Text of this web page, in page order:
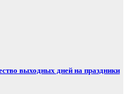
выходных дней на праздники